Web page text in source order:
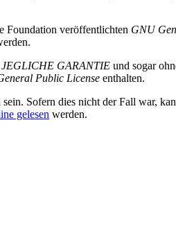
Foundation veröffentlichten GNU
GARANTIE und sogar
Public License enthalten.
Sofern dies nicht der Fall war,
gelesen werden.